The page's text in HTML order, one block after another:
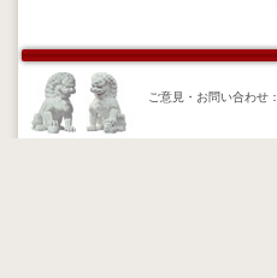
ご意見・お問い合わせ：